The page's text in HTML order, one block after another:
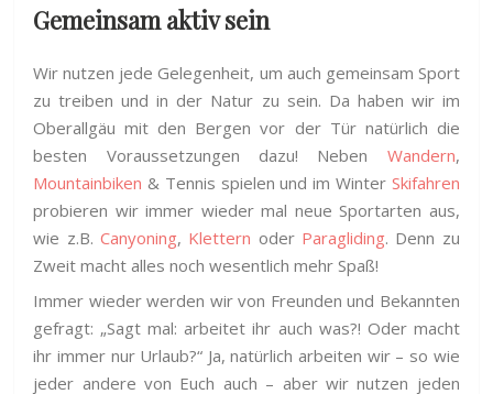
Gemeinsam aktiv sein
Wir nutzen jede Gelegenheit, um auch gemeinsam Sport
zu treiben und in der Natur zu sein. Da haben wir im
Oberallgäu mit den Bergen vor der Tür natürlich die
besten Voraussetzungen dazu! Neben Wandern,
Mountainbiken & Tennis spielen und im Winter Skifahren
probieren wir immer wieder mal neue Sportarten aus,
wie z.B. Canyoning, Klettern oder Paragliding. Denn zu
Zweit macht alles noch wesentlich mehr Spaß!
Immer wieder werden wir von Freunden und Bekannten
gefragt: „Sagt mal: arbeitet ihr auch was?! Oder macht
ihr immer nur Urlaub?“ Ja, natürlich arbeiten wir – so wie
jeder andere von Euch auch – aber wir nutzen jeden